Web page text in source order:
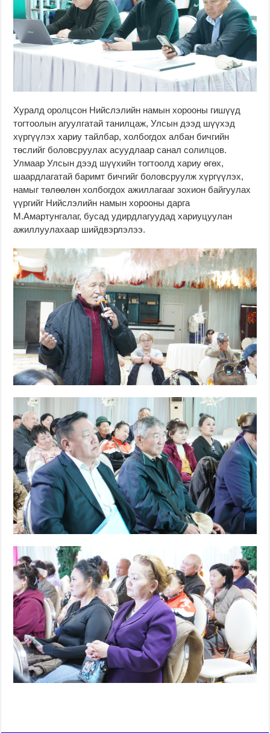
Хуралд оролцсон Нийслэлийн намын хорооны гишүүд
тогтоолын агуулгатай танилцаж, Улсын дээд шүүхэд
хүргүүлэх хариу тайлбар, холбогдох албан бичгийн
төслийг боловсруулах асуудлаар санал солилцов.
Улмаар Улсын дээд шүүхийн тогтоолд хариу өгөх,
шаардлагатай баримт бичгийг боловсруулж хүргүүлэх,
намыг төлөөлөн холбогдох ажиллагааг зохион байгуулах
үүргийг Нийслэлийн намын хорооны дарга
М.Амартунгалаг, бусад удирдлагуудад хариуцуулан
ажиллуулахаар шийдвэрлэлээ.